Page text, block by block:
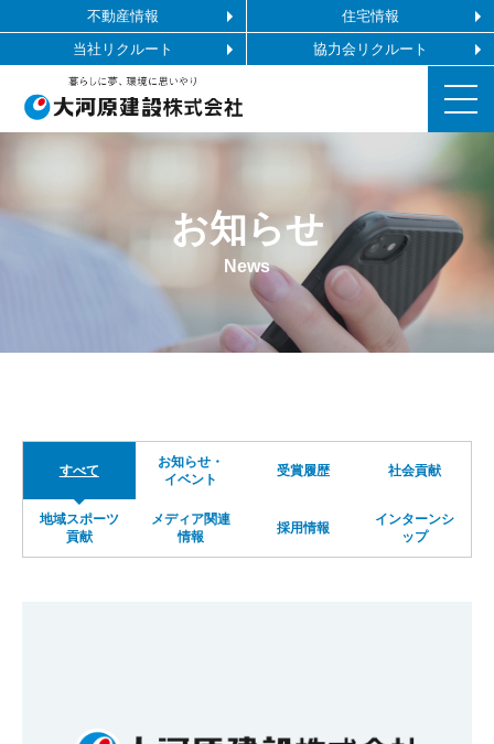
不動産情報
住宅情報
当社リクルート
協力会リクルート
協力会社の皆様へ
お問い合わせ
サイトマップ
施工ギャラリー お知らせ
News
すべて
お知らせ・
イベント
受賞履歴 社会貢献
地域スポーツ
貢献
メディア関連
情報
採用情報
インターンシ
ップ